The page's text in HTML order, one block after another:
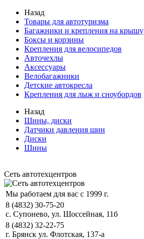
Назад
Товары для автотуризма
Багажники и крепления на крышу
Боксы и корзины
Крепления для велосипедов
Авточехлы
Аксессуары
Велобагажники
Детские автокресла
Крепления для лыж и сноубордов
Назад
Шины, диски
Датчики давления шин
Диски
Шины
Сеть автотехцентров
Мы работаем для вас с 1999 г.
8 (4832) 30-75-20
с. Супонево, ул. Шоссейная, 11б
8 (4832) 32-22-75
г. Брянск ул. Флотская, 137-а